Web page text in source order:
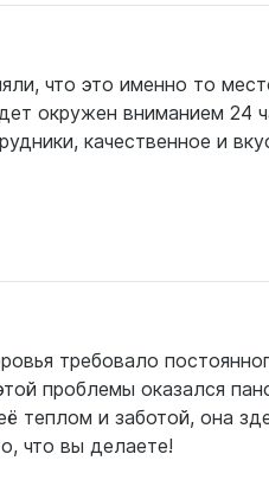
что это именно то
окружен вниманием 24
качественное и
требовало
проблемы оказался
теплом и заботой, она
что вы делаете!